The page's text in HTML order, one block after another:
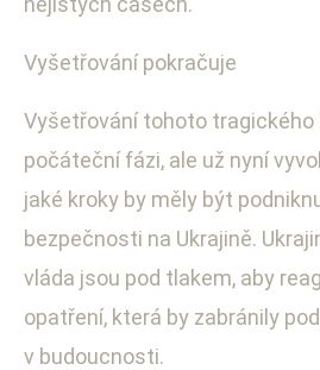
Vyšetřování pokračuje
Vyšetřování tohoto tragického
počáteční fázi, ale už nyní
jaké kroky by měly být
bezpečnosti na Ukrajině.
vláda jsou pod tlakem, aby
opatření, která by zabránily
v budoucnosti.